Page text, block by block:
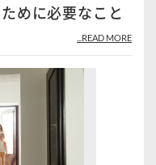
めに必要なこと
...READ MORE